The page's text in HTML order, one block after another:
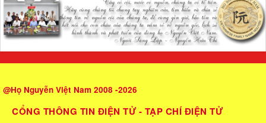
@Họ Nguyễn Việt Nam 2008 -2026
CỔNG THÔNG TIN ĐIỆN TỬ - TẠP CHÍ ĐIỆN TỬ